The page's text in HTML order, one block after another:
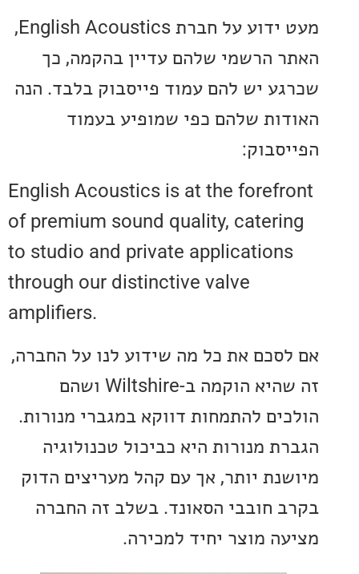
מעט ידוע על חברת English Acoustics,
הרשמי שלהם עדיין בהקמה, כך
יש להם עמוד פייסבוק בלבד. הנה
שלהם כפי שמופיע בעמוד
English Acoustics is at the
of premium sound quality,
to studio and private
through our distinctive valve
amplifiers.
את כל מה שידוע לנו על החברה,
זה שהיא הוקמה ב-Wiltshire ושהם
להתמחות דווקא במגברי מנורות.
מנורות היא כביכול טכנולוגיה
יותר, אך עם קהל מעריצים הדוק
חובבי הסאונד. בשלב זה החברה
מוצר יחיד למכירה.